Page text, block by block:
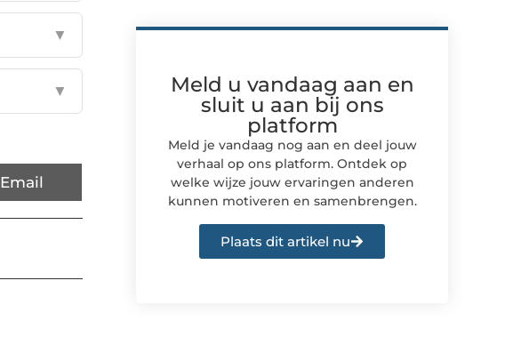
▼
▼
Email
Meld u vandaag aan en
sluit u aan bij ons
platform
Meld je vandaag nog aan en deel jouw
verhaal op ons platform. Ontdek op
welke wijze jouw ervaringen anderen
kunnen motiveren en samenbrengen.
Plaats dit artikel nu